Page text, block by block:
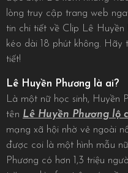
lòng truy cập trang web
tin chi tiết về Clip Lê Huyền
kéo dài 18 phút không.
tiết!
Lê Huyền Phương là ai?
Là một nữ học sinh, Huyền
tên Lê Huyền Phương lộ
mạng xã hội nhờ vẻ ngoài
được coi là một hình mẫu
Phương có hơn 1,3 triệu